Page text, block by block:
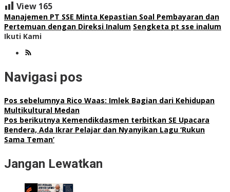
View 165
Manajemen PT SSE Minta Kepastian Soal Pembayaran dan
Pertemuan dengan Direksi Inalum Sengketa pt sse inalum
Ikuti Kami
Navigasi pos
Pos sebelumnya Rico Waas: Imlek Bagian dari Kehidupan
Multikultural Medan
Pos berikutnya Kemendikdasmen terbitkan SE Upacara
Bendera, Ada Ikrar Pelajar dan Nyanyikan Lagu ‘Rukun
Sama Teman’
Jangan Lewatkan